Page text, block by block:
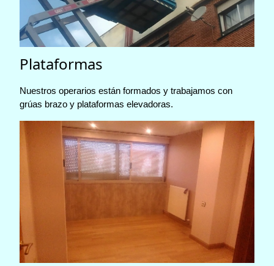
Plataformas
Nuestros operarios están formados y trabajamos con
grúas brazo y plataformas elevadoras.